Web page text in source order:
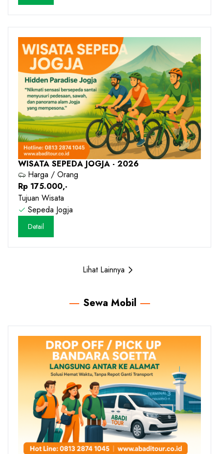
WISATA SEPEDA JOGJA - 2026
Harga / Orang
Rp 175.000,-
Tujuan Wisata
Sepeda Jogja
Detail
Lihat Lainnya
Sewa Mobil